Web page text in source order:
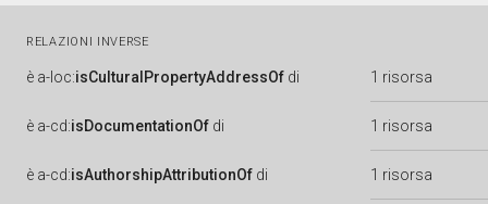
RELAZIONI INVERSE
è a-loc:isCulturalPropertyAddressOf di 1 risorsa
è a-cd:isDocumentationOf di 1 risorsa
è a-cd:isAuthorshipAttributionOf di 1 risorsa